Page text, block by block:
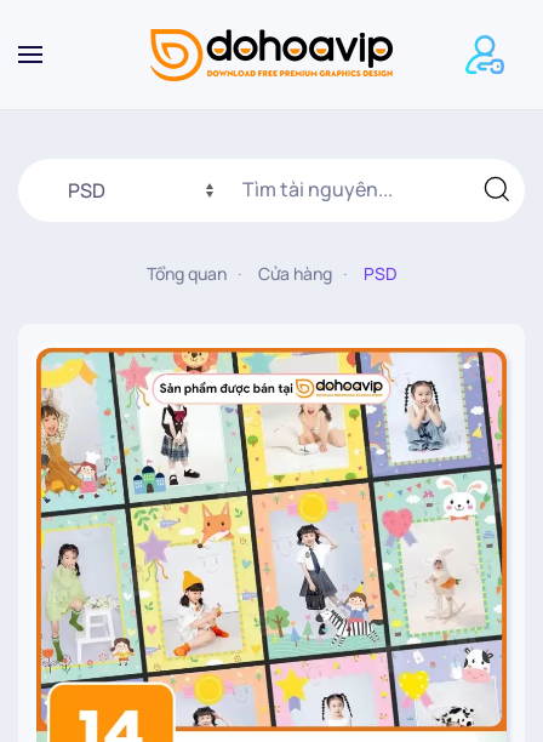
Skip to main content
Tổng quan Cửa hàng PSD
10.000₫
Mua ngay